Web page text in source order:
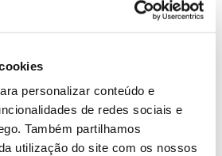
personalizar conteúdo e
de redes sociais e
Também partilhamos
utilização do site com os nossos
de Espiunca. O ponto de encontro
zona de Recreio e Lazer do
As inscrições devem
outubro e a participação tem